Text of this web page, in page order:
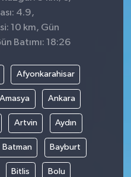
4.9,
10 km, Gün
Batımı: 18:26
Afyonkarahisar
Amasya Ankara
Artvin Aydın
Batman Bayburt
Bitlis Bolu